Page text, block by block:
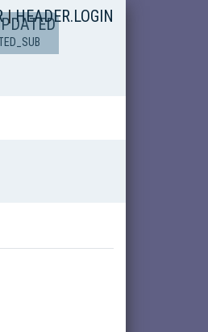
|HEADER.LOGIN